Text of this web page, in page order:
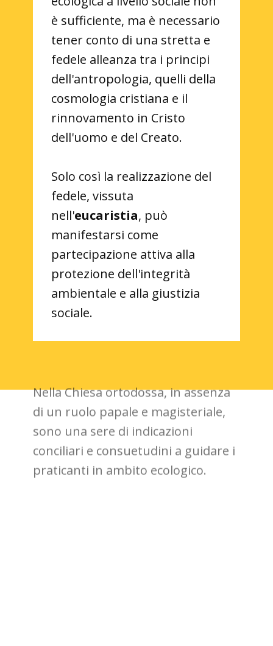
è sufficiente, ma è necessario
tener conto di una stretta e
fedele alleanza tra i principi
dell'antropologia, quelli della
cosmologia cristiana e il
rinnovamento in Cristo
dell'uomo e del Creato.
Solo così la realizzazione del
fedele, vissuta
nell'eucaristia, può
manifestarsi come
partecipazione attiva alla
protezione dell'integrità
ambientale e alla giustizia
sociale.
Nella Chiesa ortodossa, in assenza
di un ruolo papale e magisteriale,